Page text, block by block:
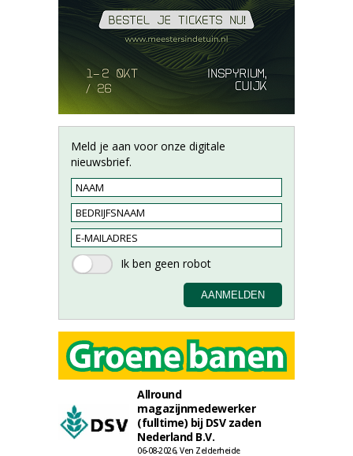
Meld je aan voor onze digitale
nieuwsbrief.
Allround
magazijnmedewerker
(fulltime) bij DSV zaden
Nederland B.V.
06-08-2026, Ven Zelderheide